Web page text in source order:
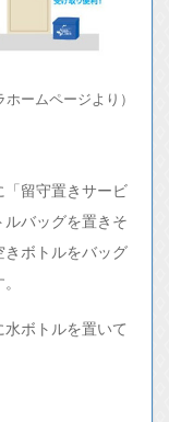
ホームページより）
「留守置きサービ
バッグを置きそ
きボトルをバッグ
ボトルを置いて